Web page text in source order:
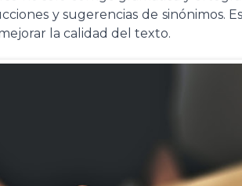
y sugerencias de sinónimos.
la calidad del texto.